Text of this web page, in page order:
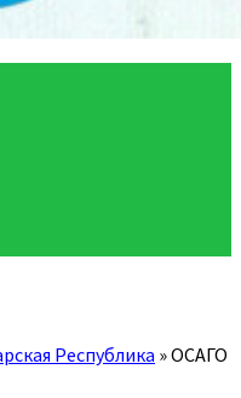
Республика »ОСАГО